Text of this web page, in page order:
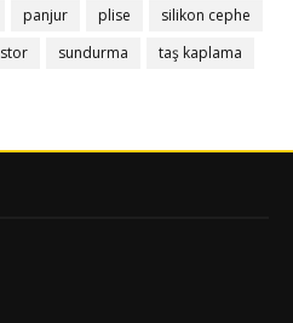
panjur plise
silikon cephe
stor sundurma
taş kaplama